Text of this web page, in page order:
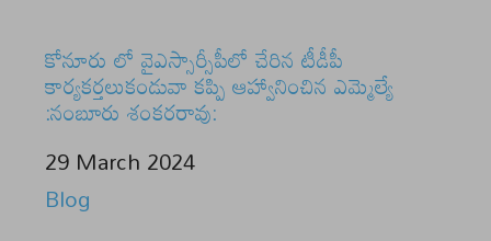
కోనూరు లో వైఎస్సార్సీపీలో చేరిన టీడీపీ
కార్యకర్తలుకండువా కప్పి ఆహ్వానించిన ఎమ్మెల్యే
:నంబూరు శంకరరావు:
Date
29 March 2024
In relation to
Blog